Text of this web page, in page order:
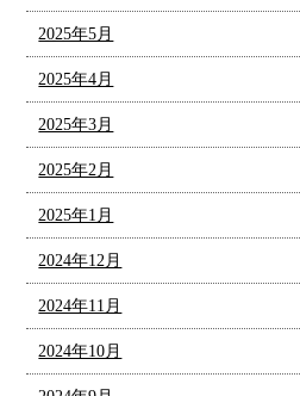
2025年5月
2025年4月
2025年3月
2025年2月
2025年1月
2024年12月
2024年11月
2024年10月